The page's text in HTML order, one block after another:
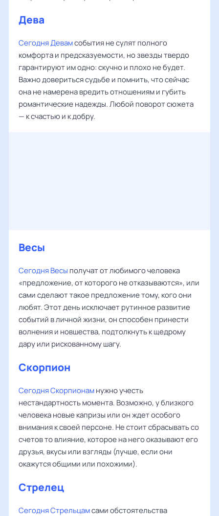
Дева
Сегодня Девамсобытия не сулят полного
комфорта и предсказуемости, но звезды твердо
гарантируют им одно: скучно и плохо не будет.
Важно довериться судьбе и помнить, что сейчас
она не намерена вредить отношениям и губить
романтические надежды. Любой поворот сюжета
— к счастью и к добру.
Весы
Сегодня Весы получат от любимого человека
«предложение, от которого не отказываются», или
сами сделают такое предложение тому, кого они
любят. Этот день исключает рутинное развитие
событий в личной жизни, он способен принести
волнения и новшества, подтолкнуть к щедрому
дару или рискованному шагу.
Скорпион
Сегодня Скорпионамнужно учесть
нестандартность момента. Возможно, у близкого
человека новые капризы или он ждет особого
внимания к своей персоне. Не стоит сбрасывать со
счетов то влияние, которое на него оказывают его
друзья, вкусы или взгляды (лучше, если они
окажутся общими или похожими).
Стрелец
Сегодня Стрельцамсами обстоятельства